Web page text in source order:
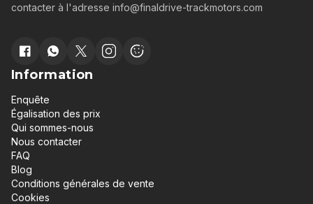
contacter à l'adresse info@finaldrive-trackmotors.com
Information
Enquête
Égalisation des prix
Qui sommes-nous
Nous contacter
FAQ
Blog
Conditions générales de vente
Cookies